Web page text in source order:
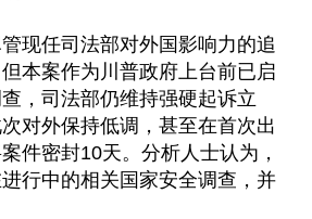
现任司法部对外国影响力的追
本案作为川普政府上台前已启
，司法部仍维持强硬起诉立
对外保持低调，甚至在首次出
件密封10天。分析人士认为，
行中的相关国家安全调查，并